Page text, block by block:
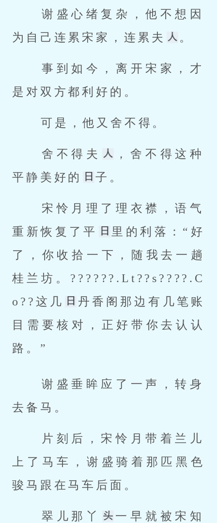
为自己连累宋家，连累夫
。
是对双方都利好的。
可是，他又舍不得。
舍不得夫
，舍不得这种
平静美好的
子。
重新恢复了平
里的利落：“好
了，你收拾一下，随我去一趟
桂兰坊。??????.Lt??s????.C
o??这几
丹香阁那边有几笔账
目需要核对，正好带你去认认
路。”
去备马。
上了马车，谢盛骑着那匹黑色
骏马跟在马车后面。
翠儿那丫
一早就被宋知